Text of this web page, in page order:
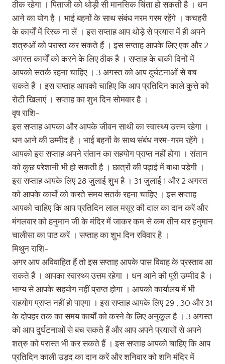
ठीक रहेगा । पिताजी को थोड़ी सी मानसिक चिंता हो सकती है । धन
आने का योग है । भाई बहनों के साथ संबंध नरम गरम रहेंगे । कचहरी
के कार्यों में रिस्क ना लें । इस सप्ताह आप थोड़े से प्रयास में ही अपने
शत्रुओं को परास्त कर सकते हैं । इस सप्ताह आपके लिए एक और 2
अगस्त कार्यों को करने के लिए ठीक है । सप्ताह के बाकी दिनों में
आपको सतर्क रहना चाहिए । 3 अगस्त को आप दुर्घटनाओं से बच
सकते हैं । इस सप्ताह आपको चाहिए कि आप प्रतिदिन काले कुत्ते को
रोटी खिलाएं । सप्ताह का शुभ दिन सोमवार है ।
वृष राशि-
इस सप्ताह आपका और आपके जीवन साथी का स्वास्थ्य उत्तम रहेगा ।
धन आने की उम्मीद है । भाई बहनों के साथ संबंध नरम-गरम रहेंगे ।
आपको इस सप्ताह अपने संतान का सहयोग प्राप्त नहीं होगा । संतान
को कुछ परेशानी भी हो सकती है । छात्रों की पढ़ाई में बाधा पड़ेगी ।
इस सप्ताह आपके लिए 28 जुलाई शुभ है । 31 जुलाई 1 और 2 अगस्त
को आपके कार्यों को करते समय सतर्क रहना चाहिए । इस सप्ताह
आपको चाहिए कि आप प्रतिदिन लाल मसूर की दाल का दान करें और
मंगलवार को हनुमान जी के मंदिर में जाकर कम से कम तीन बार हनुमान
चालीसा का पाठ करें ।‌ सप्ताह का शुभ दिन रविवार है ।
मिथुन राशि-
अगर आप अविवाहित हैं तो इस सप्ताह आपके पास विवाह के प्रस्ताव आ
सकते हैं । आपका स्वास्थ्य उत्तम रहेगा । धन आने की पूरी उम्मीद है ।
भाग्य से आपके सहयोग नहीं प्राप्त होगा । आपको कार्यालय में भी
सहयोग प्राप्त नहीं हो पाएगा । इस सप्ताह आपके लिए 29 , 30 और 31
के दोपहर तक का समय कार्यों को करने के लिए अनुकूल है । 3 अगस्त
को आप दुर्घटनाओं से बच सकते हैं और आप अपने प्रयासों से अपने
शत्रु को परास्त भी कर सकते हैं । इस सप्ताह आपको चाहिए कि आप
प्रतिदिन काली उड़द का दान करें और शनिवार को शनि मंदिर में